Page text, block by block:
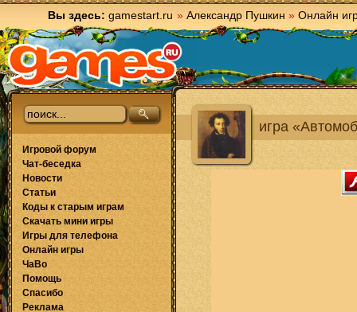
Вы здесь: gamestart.ru » Александр Пушкин » Онлайн
игра
Игровой форум
Чат-беседка
Новости
Статьи
Коды к старым играм
Скачать мини игры
Игры для телефона
Онлайн игры
ЧаВо
Помощь
Спасибо
Реклама